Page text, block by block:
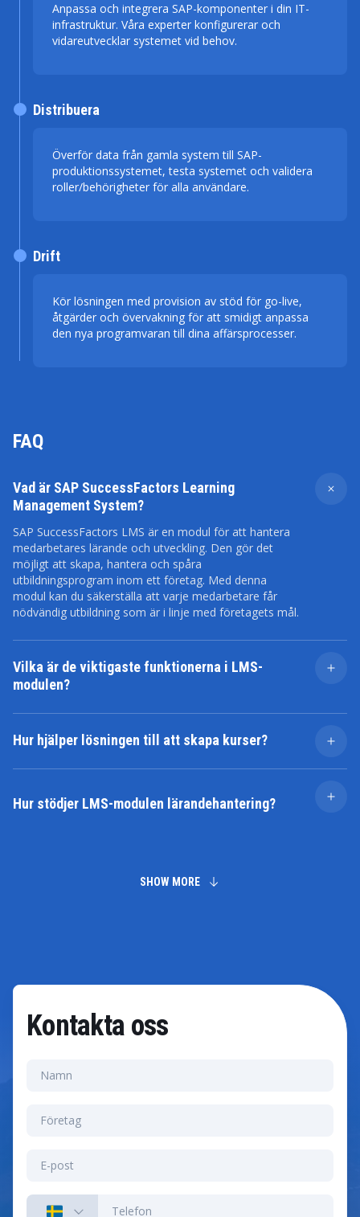
Anpassa och integrera SAP-komponenter i din IT-
infrastruktur. Våra experter konfigurerar och
vidareutvecklar systemet vid behov.
Överför data från gamla system till SAP-
produktionssystemet, testa systemet och validera
roller/behörigheter för alla användare.
Distribuera
Kör lösningen med provision av stöd för go-live,
åtgärder och övervakning för att smidigt anpassa
den nya programvaran till dina affärsprocesser.
Drift
FAQ
Vad är SAP SuccessFactors Learning
Management System?
SAP SuccessFactors LMS är en modul för att hantera
medarbetares lärande och utveckling. Den gör det
möjligt att skapa, hantera och spåra
utbildningsprogram inom ett företag. Med denna
modul kan du säkerställa att varje medarbetare får
nödvändig utbildning som är i linje med företagets mål.
Vilka är de viktigaste funktionerna i LMS-
modulen?
SAP SuccessFactors LMS erbjuder ett brett utbud av
utbildningskurser, schemaläggning och registrering för
Hur hjälper lösningen till att skapa kurser?
Lösningen erbjuder olika alternativ för att skapa kurser,
klassrumsutbildningar och blandat lärande. Du
anpassar lärmetoderna efter företagets specifika
Hur stödjer LMS-modulen lärandehantering?
administrativa uppgifter relaterade till lärande.
SHOW MORE
Kontakta oss